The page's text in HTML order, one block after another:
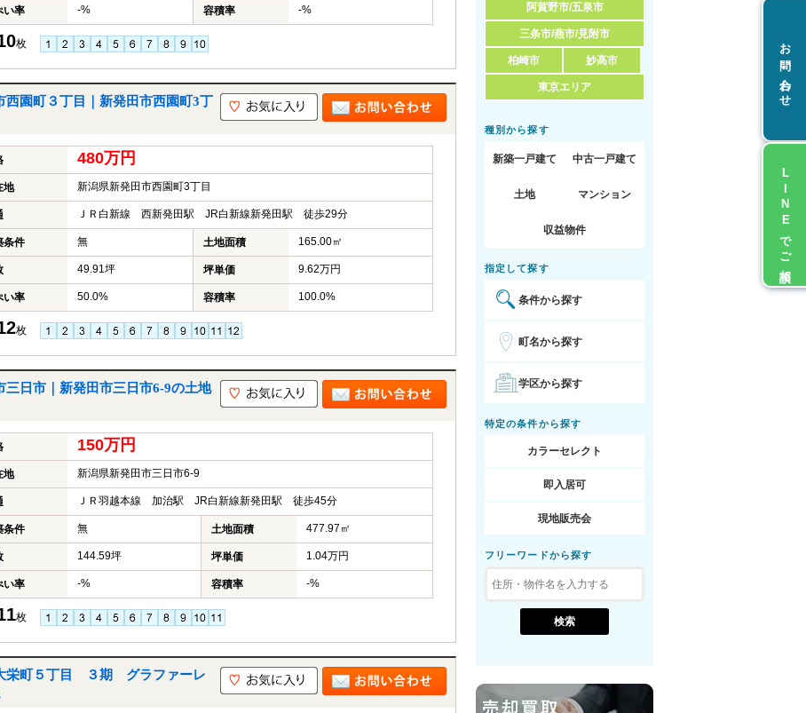
い率 -% 容積率 -%
枚
園町３丁目｜新発田市西園町3丁
480万円
地 新潟県新発田市西園町3丁目
ＪＲ白新線 西新発田駅 JR白新線新発田駅 徒歩29分
条件 無 土地面積 165.00㎡
49.91坪 坪単価 9.62万円
い率 50.0% 容積率 100.0%
枚
日市｜新発田市三日市6-9の土地
150万円
地 新潟県新発田市三日市6-9
ＪＲ羽越本線 加治駅 JR白新線新発田駅 徒歩45分
条件 無 土地面積 477.97㎡
144.59坪 坪単価 1.04万円
い率 -% 容積率 -%
枚
町５丁目 ３期 グラファーレ
阿賀野市/五泉市
三条市/燕市/見附市
柏崎市 妙高市
東京エリア
種別から探す
新築一戸建て 中古一戸建て
土地 マンション
収益物件
指定して探す
条件から探す
町名から探す
学区から探す
特定の条件から探す
カラーセレクト
即入居可
現地販売会
フリーワードから探す
お問い合わせ
LINEでご相談